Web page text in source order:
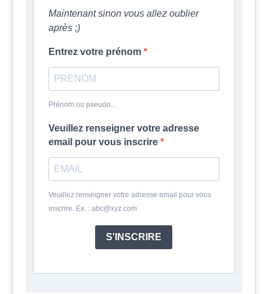
Maintenant sinon vous allez oublier
après ;)
Entrez votre prénom
Prénom ou pseudo...
Veuillez renseigner votre adresse
email pour vous inscrire
Veuillez renseigner votre adresse email pour vous
inscrire. Ex. : abc@xyz.com
S'INSCRIRE